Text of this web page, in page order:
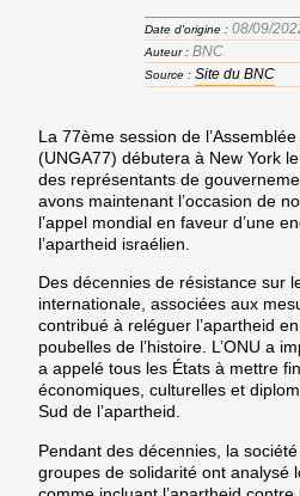
Date d'origine : 08/09/
Auteur : BNC
Source : Site du BNC
La 77ème session de
(UNGA77) débutera à New York
des représentants de
avons maintenant l’occasion de
l’appel mondial en faveur d’une
l’apartheid israélien.
Des décennies de résistance sur
internationale, associées aux
contribué à reléguer l’apartheid
poubelles de l’histoire. L’ONU a
a appelé tous les États à mettre
économiques, culturelles et
Sud de l’apartheid.
Pendant des décennies, la
groupes de solidarité ont analysé